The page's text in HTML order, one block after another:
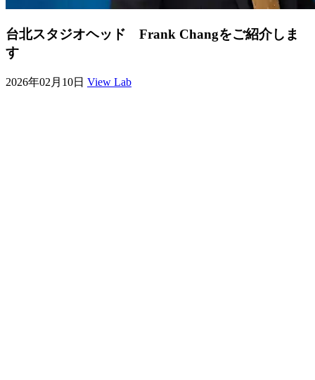
台北スタジオヘッド Frank Changをご紹介しま
す
2026年02月10日 View Lab